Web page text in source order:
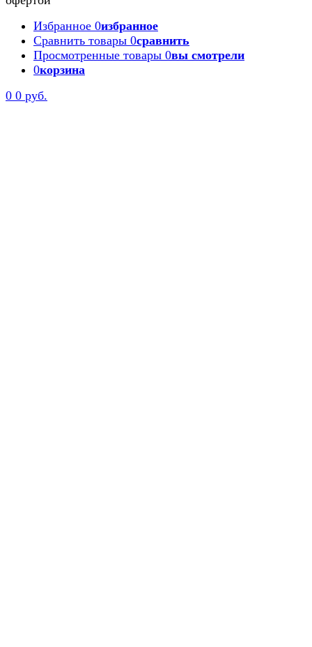
Избранное 0избранное
Сравнить товары 0сравнить
Просмотренные товары 0вы смотрели
0корзина
0 0 руб.Задать вопрос